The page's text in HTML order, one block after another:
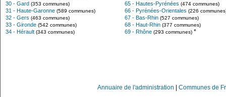
30 - Gard (353 communes)
31 - Haute-Garonne (589 communes)
32 - Gers (463 communes)
33 - Gironde (542 communes)
34 - Hérault (343 communes)
65 - Hautes-Pyrénées (474 communes)
66 - Pyrénées-Orientales (226
67 - Bas-Rhin (527 communes)
68 - Haut-Rhin (377 communes)
69 - Rhône (293 communes) *
Annuaire de l'administration Communes de